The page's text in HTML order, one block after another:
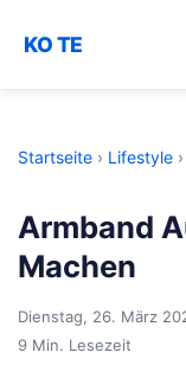
KO TE
Startseite › Lifestyle ›
Armband
Machen
Dienstag, 26. März
9 Min. Lesezeit